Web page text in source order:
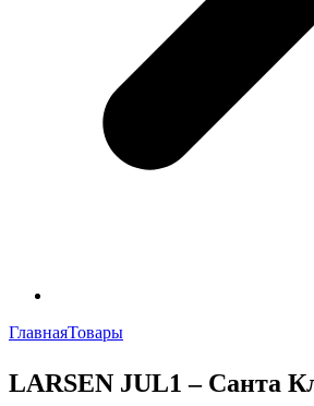
ГлавнаяТовары
LARSEN JUL1 – Санта